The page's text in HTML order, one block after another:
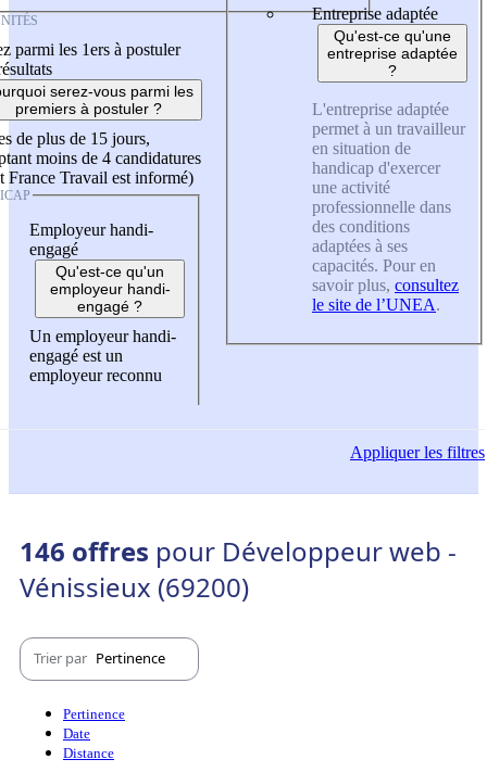
parmi les 1ers à postuler
serez-vous parmi les
premiers à postuler ?
de plus de 15 jours,
moins de 4 candidatures
France Travail est informé)
Employeur handi-
engagé
Qu'est-ce qu'un
employeur handi-
engagé ?
Un employeur handi-
engagé est un
employeur reconnu
Entreprise adaptée
Qu'est-ce qu'une
entreprise adaptée
?
L'entreprise adaptée
permet à un travailleur
en situation de
handicap d'exercer
une activité
professionnelle dans
des conditions
adaptées à ses
capacités. Pour en
savoir plus, consultez
le site de l’UNEA.
Appliquerles filtres
146 offres pour Développeur web -
Vénissieux (69200)
Trier par Pertinence
Pertinence
Date
Distance